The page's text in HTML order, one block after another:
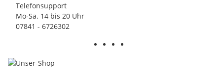
Telefonsupport
Mo-Sa. 14 bis 20 Uhr
07841 - 6726302